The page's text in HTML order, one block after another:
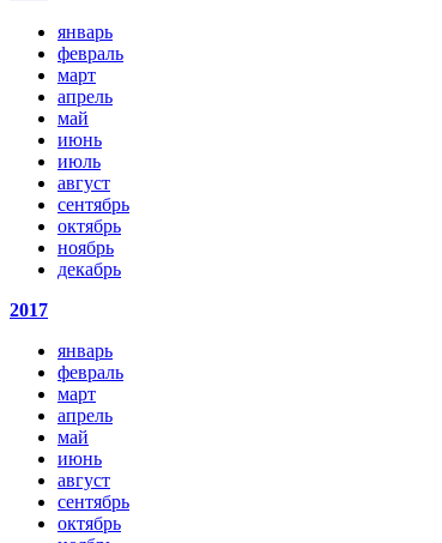
январь
февраль
март
апрель
май
июнь
июль
август
сентябрь
октябрь
ноябрь
декабрь
2017
январь
февраль
март
апрель
май
июнь
август
сентябрь
октябрь